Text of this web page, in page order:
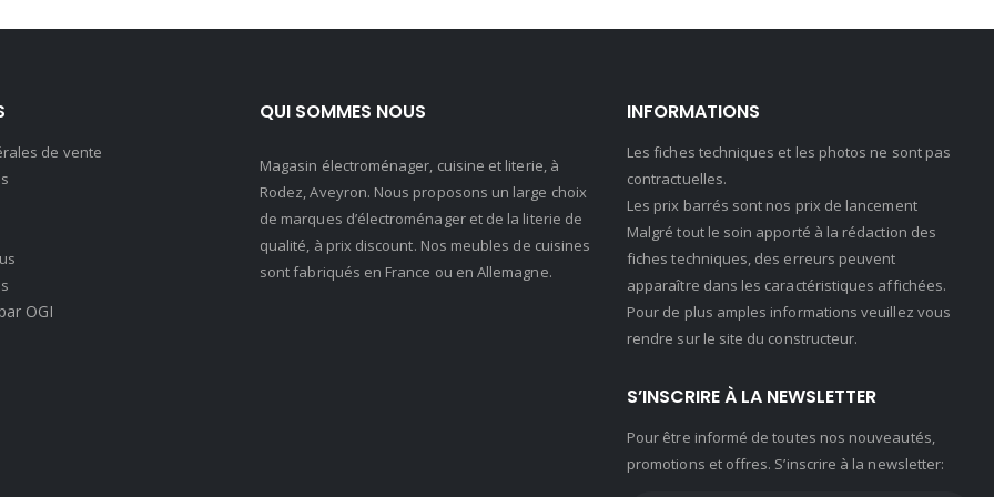
de vente
OGI
QUI SOMMES NOUS
Magasin électroménager, cuisine et literie, à
Rodez, Aveyron. Nous proposons un large choix
de marques d’électroménager et de la literie de
qualité, à prix discount. Nos meubles de cuisines
sont fabriqués en France ou en Allemagne.
INFORMATIONS
Les fiches techniques et les photos ne sont pas
contractuelles.
Les prix barrés sont nos prix de lancement
Malgré tout le soin apporté à la rédaction des
fiches techniques, des erreurs peuvent
apparaître dans les caractéristiques affichées.
Pour de plus amples informations veuillez vous
rendre sur le site du constructeur.
S’INSCRIRE À LA NEWSLETTER
Pour être informé de toutes nos nouveautés,
promotions et offres. S’inscrire à la newsletter: